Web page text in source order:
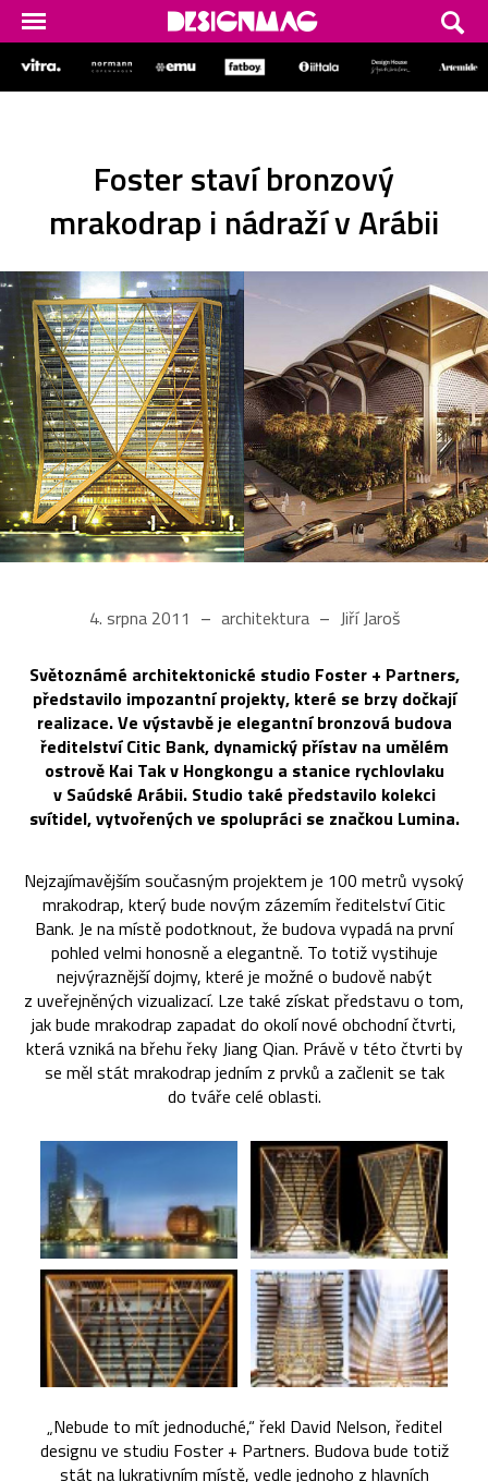
Foster staví bronzový
mrakodrap i nádraží v Arábii
4. srpna 2011 architektura Jiří Jaroš
Světoznámé architektonické studio Foster + Partners,
představilo impozantní projekty, které se brzy dočkají
realizace. Ve výstavbě je elegantní bronzová budova
ředitelství Citic Bank, dynamický přístav na umělém
ostrově Kai Tak v Hongkongu a stanice rychlovlaku
v Saúdské Arábii. Studio také představilo kolekci
svítidel, vytvořených ve spolupráci se značkou Lumina.
Nejzajímavějším současným projektem je 100 metrů vysoký
mrakodrap, který bude novým zázemím ředitelství Citic
Bank. Je na místě podotknout, že budova vypadá na první
pohled velmi honosně a elegantně. To totiž vystihuje
nejvýraznější dojmy, které je možné o budově nabýt
z uveřejněných vizualizací. Lze také získat představu o tom,
jak bude mrakodrap zapadat do okolí nové obchodní čtvrti,
která vzniká na břehu řeky Jiang Qian. Právě v této čtvrti by
se měl stát mrakodrap jedním z prvků a začlenit se tak
do tváře celé oblasti.
„Nebude to mít jednoduché,“ řekl David Nelson, ředitel
designu ve studiu Foster + Partners. Budova bude totiž
stát na lukrativním místě, vedle jednoho z hlavních